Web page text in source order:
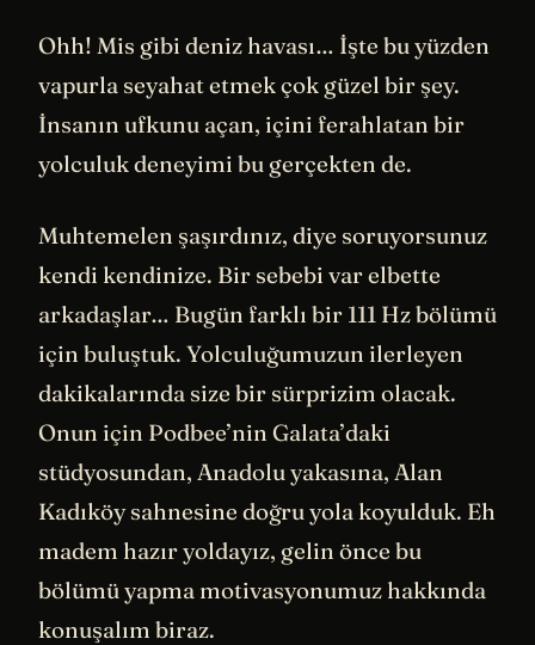
Ohh! Mis gibi deniz havası… İşte bu yüzden
vapurla seyahat etmek çok güzel bir şey.
İnsanın ufkunu açan, içini ferahlatan bir
yolculuk deneyimi bu gerçekten de.
Muhtemelen şaşırdınız, diye soruyorsunuz
kendi kendinize. Bir sebebi var elbette
arkadaşlar… Bugün farklı bir 111 Hz bölümü
için buluştuk. Yolculuğumuzun ilerleyen
dakikalarında size bir sürprizim olacak.
Onun için Podbee’nin Galata’daki
stüdyosundan, Anadolu yakasına, Alan
Kadıköy sahnesine doğru yola koyulduk. Eh
madem hazır yoldayız, gelin önce bu
bölümü yapma motivasyonumuz hakkında
konuşalım biraz.